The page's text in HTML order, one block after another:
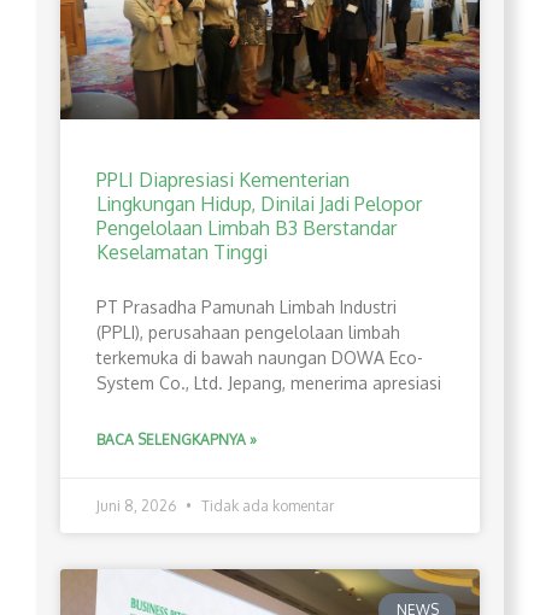
PPLI Diapresiasi Kementerian
Lingkungan Hidup, Dinilai Jadi Pelopor
Pengelolaan Limbah B3 Berstandar
Keselamatan Tinggi
PT Prasadha Pamunah Limbah Industri
(PPLI), perusahaan pengelolaan limbah
terkemuka di bawah naungan DOWA Eco-
System Co., Ltd. Jepang, menerima apresiasi
BACA SELENGKAPNYA »
Juni 8, 2026 Tidak ada komentar
NEWS